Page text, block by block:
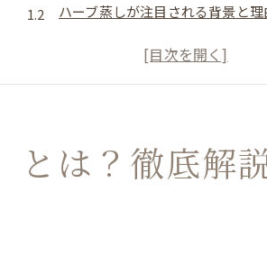
ハーブ蒸しが注目される背景と理
ハーブ蒸しの効能や体質改善への
美容効果が期待されるハーブ蒸し
ハーブ蒸しで肌に感じる変化とは
は？徹底解